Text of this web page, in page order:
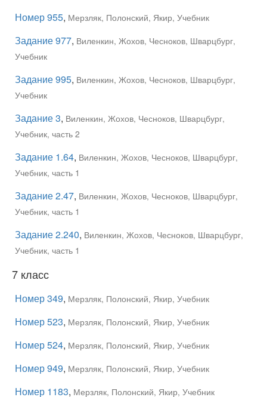
Номер 955, Мерзляк, Полонский, Якир, Учебник
Задание 977, Виленкин, Жохов, Чесноков, Шварцбург,
Учебник
Задание 995, Виленкин, Жохов, Чесноков, Шварцбург,
Учебник
Задание 3, Виленкин, Жохов, Чесноков, Шварцбург,
Учебник, часть 2
Задание 1.64, Виленкин, Жохов, Чесноков, Шварцбург,
Учебник, часть 1
Задание 2.47, Виленкин, Жохов, Чесноков, Шварцбург,
Учебник, часть 1
Задание 2.240, Виленкин, Жохов, Чесноков, Шварцбург,
Учебник, часть 1
7 класс
Номер 349, Мерзляк, Полонский, Якир, Учебник
Номер 523, Мерзляк, Полонский, Якир, Учебник
Номер 524, Мерзляк, Полонский, Якир, Учебник
Номер 949, Мерзляк, Полонский, Якир, Учебник
Номер 1183, Мерзляк, Полонский, Якир, Учебник